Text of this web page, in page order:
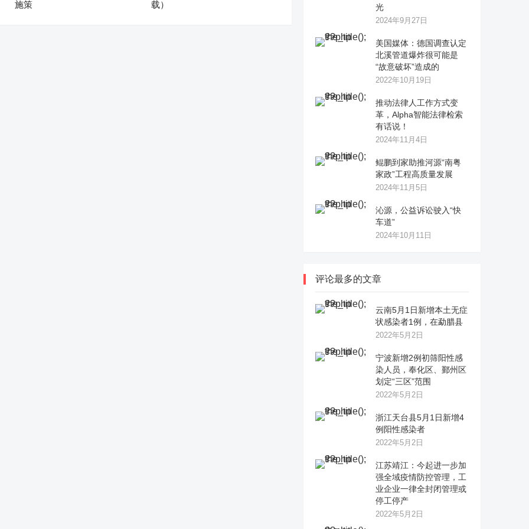
施策 载） 光
2024年9月27日
美国媒体：德国调查认定
北溪管道爆炸很可能是
“故意破坏”造成的
2022年10月19日
推动法律人工作方式变
革，Alpha智能法律检索
有话说！
2024年11月4日
鲲鹏到家助推河源“南粤
家政”工程高质量发展
2024年11月5日
沁源，公益诉讼驶入“快
车道”
2024年10月11日
评论最多的文章
云南5月1日新增本土无症
状感染者1例，在勐腊县
2022年5月2日
宁波新增2例初筛阳性感
染人员，奉化区、鄞州区
划定“三区”范围
2022年5月2日
浙江天台县5月1日新增4
例阳性感染者
2022年5月2日
江苏靖江：今起进一步加
强全域疫情防控管理，工
业企业一律全封闭管理或
停工停产
2022年5月2日